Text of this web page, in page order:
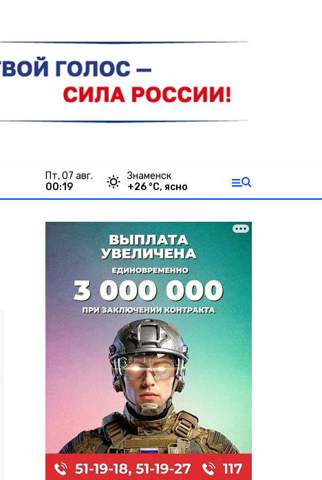
пт, 07 авг.
00:19
Знаменск
+26 °С, ясно